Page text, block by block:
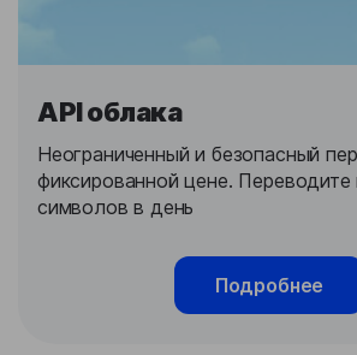
API облака
Неограниченный и безопасный
фиксированной цене.
символов в день
Подробнее